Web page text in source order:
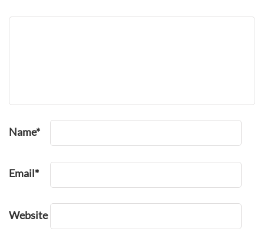
Name*
Email*
Website